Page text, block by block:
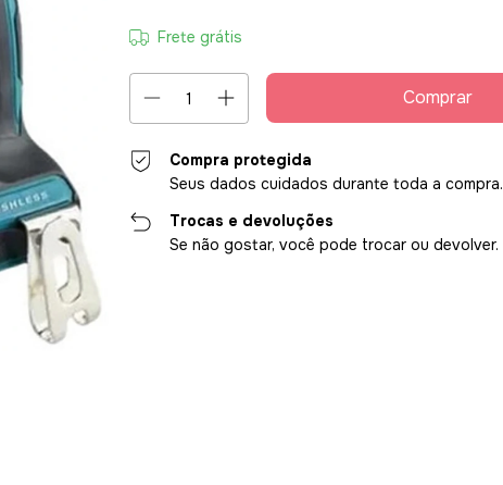
Frete grátis
Compra protegida
Seus dados cuidados durante toda a compra.
Trocas e devoluções
Se não gostar, você pode trocar ou devolver.